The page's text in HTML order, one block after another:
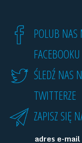
POLUB NAS
FACEBOOKU
ŚLEDŹ NAS
TWITTERZE
ZAPISZ SIĘ